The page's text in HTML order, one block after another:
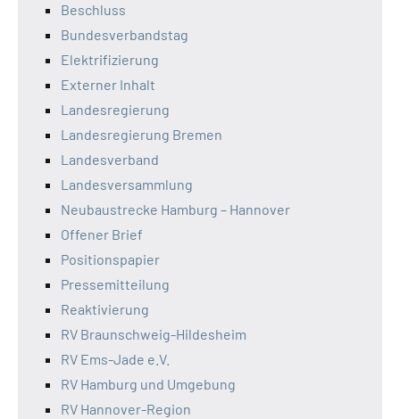
Beschluss
Bundesverbandstag
Elektrifizierung
Externer Inhalt
Landesregierung
Landesregierung Bremen
Landesverband
Landesversammlung
Neubaustrecke Hamburg – Hannover
Offener Brief
Positionspapier
Pressemitteilung
Reaktivierung
RV Braunschweig-Hildesheim
RV Ems-Jade e.V.
RV Hamburg und Umgebung
RV Hannover-Region